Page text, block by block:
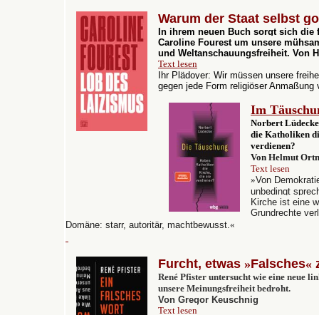
Warum der Staat selbst
In ihrem neuen Buch sorgt sich die
Caroline Fourest um unsere
und Weltanschauungsfreiheit. Von
Text lesen
Ihr Plädoyer: Wir müssen unsere
gegen jede Form religiöser Anmaßung
Im
Norbert
die Katholiken
verdienen?
Von Helmut
Text lesen
»Von
unbedingt
Kirche ist eine
Grundrechte
Domäne: starr, autoritär, machtbewusst.«
Furcht, etwas »Falsches«
René Pfister untersucht wie eine neue
unsere Meinungsfreiheit bedroht.
Von Gregor Keuschnig
Text lesen